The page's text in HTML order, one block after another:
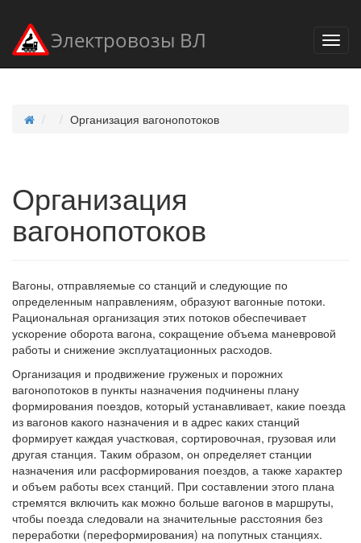
Электровозы ВЛ
Организация вагонопотоков
Организация
вагонопотоков
Вагоны, отправляемые со станций и следующие по
определенным направлениям, образуют вагонные потоки.
Рациональная организация этих потоков обеспечивает
ускорение оборота вагона, сокращение объема маневровой
работы и снижение эксплуатационных расходов.
Организация и продвижение груженых и порожних
вагонопотоков в пункты назначения подчинены плану
формирования поездов, который устанавливает, какие поезда
из вагонов какого назначения и в адрес каких станций
формирует каждая участковая, сортировочная, грузовая или
другая станция. Таким образом, он определяет станции
назначения или расформирования поездов, а также характер
и объем работы всех станций. При составлении этого плана
стремятся включить как можно больше вагонов в маршруты,
чтобы поезда следовали на значительные расстояния без
переработки (переформирования) на попутных станциях.